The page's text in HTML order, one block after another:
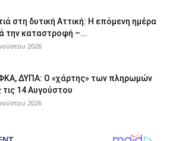
στη δυτική Αττική: Η επόμενη ημέρα
την καταστροφή –...
2026
ΔΥΠΑ: Ο «χάρτης» των πληρωμών
14 Αυγούστου
2026